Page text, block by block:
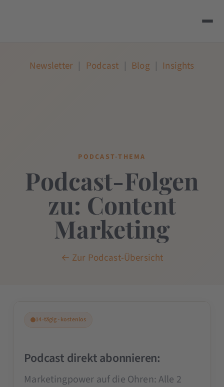
Newsletter | Podcast | Blog | Insights
PODCAST-THEMA
Podcast-Folgen
zu: Content
Marketing
← Zur Podcast-Übersicht
14-tägig · kostenlos
Podcast direkt abonnieren:
Marketingpower auf die Ohren: Alle 2